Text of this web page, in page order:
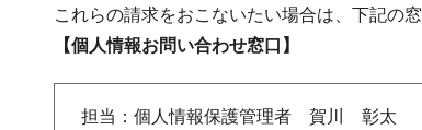
これらの請求をおこないたい場合は、下記の
【個人情報お問い合わせ窓口】
担当：個人情報保護管理者 賀川 彰太